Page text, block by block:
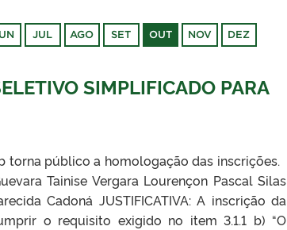
JUL AGO SET OUT NOV DEZ
SIMPLIFICADO PARA
torna público a homologação das inscrições.
Tainise Vergara Lourençon Pascal Silas
Cadoná JUSTIFICATIVA: A inscrição da
o requisito exigido no item 3.1.1 b) “O